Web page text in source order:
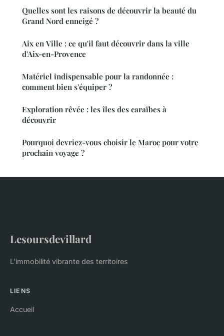
Quelles sont les raisons de découvrir la beauté du
Grand Nord enneigé ?
Aix en Ville : ce qu'il faut découvrir dans la ville
d'Aix-en-Provence
Matériel indispensable pour la randonnée :
comment bien s'équiper ?
Exploration rêvée : les îles des caraïbes à
découvrir
Pourquoi devriez-vous choisir le Maroc pour votre
prochain voyage ?
Lesoursdevillard
L'immobilité vibrante des territoires
LIENS
Accueil